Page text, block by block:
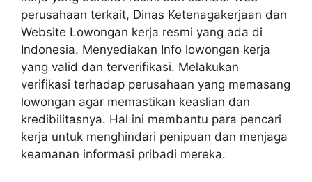
perusahaan terkait, Dinas Ketenagakerjaan dan
Website Lowongan kerja resmi yang ada di
Indonesia. Menyediakan Info lowongan kerja
yang valid dan terverifikasi. Melakukan
verifikasi terhadap perusahaan yang memasang
lowongan agar memastikan keaslian dan
kredibilitasnya. Hal ini membantu para pencari
kerja untuk menghindari penipuan dan menjaga
keamanan informasi pribadi mereka.